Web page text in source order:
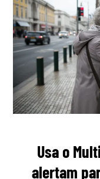
Usa o
alertam